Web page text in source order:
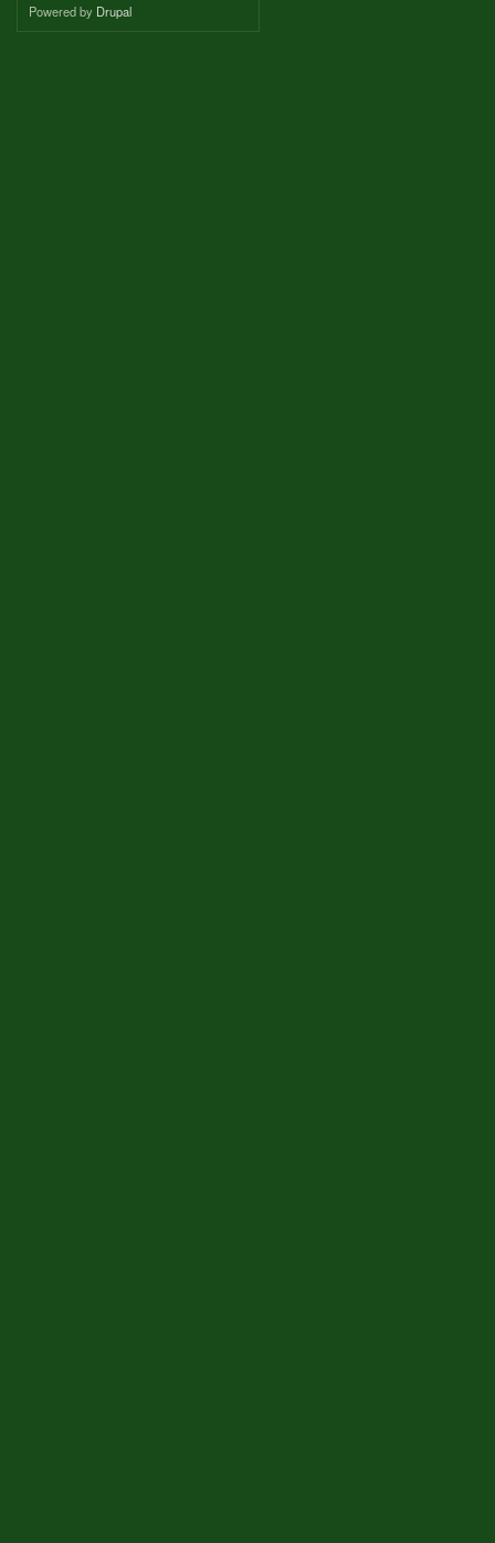
Powered by Drupal